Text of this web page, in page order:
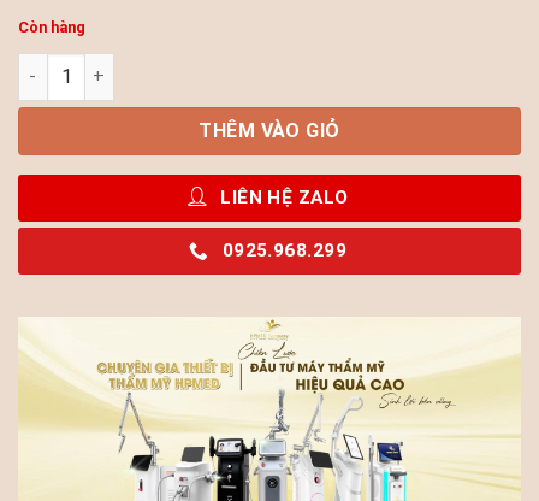
Còn hàng
Máy Giảm Béo Super Laser Diode Laser 1060 – Công Nghệ
THÊM VÀO GIỎ
LIÊN HỆ ZALO
0925.968.299